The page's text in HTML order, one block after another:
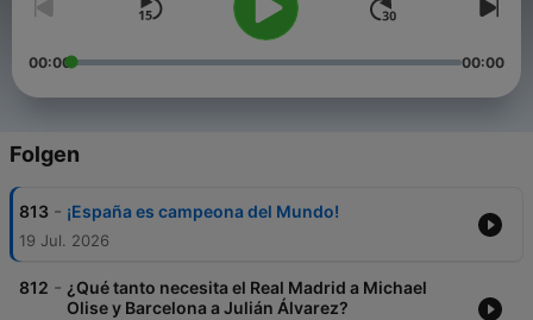
00:00 00:00
Folgen
813 - ¡España es campeona del Mundo!
19 Jul. 2026
812 - ¿Qué tanto necesita el Real Madrid a Michael
Olise y Barcelona a Julián Álvarez?